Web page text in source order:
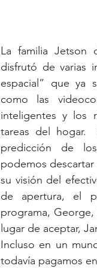
La familia Jetson
disfrutó de varias
espacial” que ya
como las
inteligentes y los
tareas del hogar.
predicción de
podemos
su visión del
de apertura, el
programa,
lugar de aceptar,
Incluso en un
todavía pagamos